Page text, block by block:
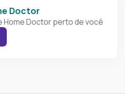
Doctor
Home Doctor perto de você